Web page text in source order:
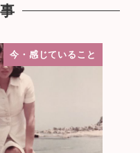
今・感じていること